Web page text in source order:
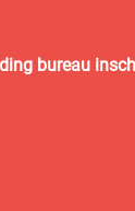
bureau